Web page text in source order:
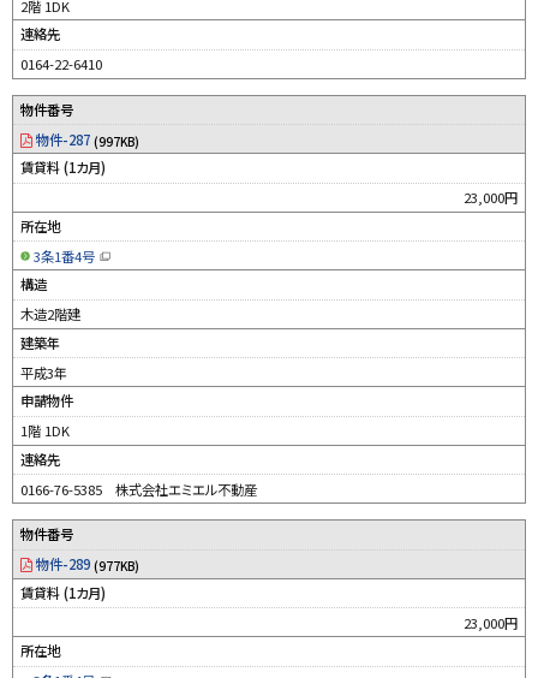
）
2階 1DK
連絡先
0164-22-6410
物件番号
物件-287 (997KB)
賃貸料 (1カ月)
23,000円
所在地
3条1番4号
（
規
ン
ウ
開
ま
）
構造
木造2階建
建築年
平成3年
申請物件
1階 1DK
連絡先
0166-76-5385 株式会社エミエル不動産
物件番号
物件-289 (977KB)
賃貸料 (1カ月)
23,000円
所在地